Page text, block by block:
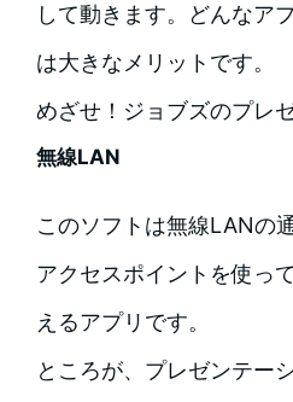
して動きます。どんなア
は大きなメリットです。
めざせ！ジョブズのプレ
無線LAN
このソフトは無線LANの
アクセスポイントを使っ
えるアプリです。
ところが、プレゼンテー